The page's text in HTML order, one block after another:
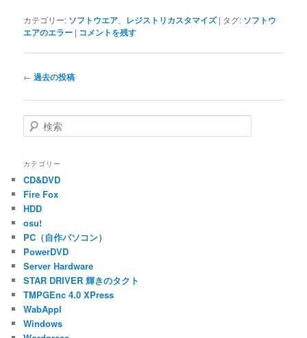
カテゴリー: ソフトウエア レジストリカスタマイズ | タグ: ソフトウ
エアのエラー | コメントを残す
投
ナ
ビ
ゲ
シ
ョ
ン
← 過去の投稿
検
索
カテゴリー
CD&DVD
Fire Fox
HDD
osu!
PC（自作パソコン）
PowerDVD
Server Hardware
STAR DRIVER 輝きのタクト
TMPGEnc 4.0 XPress
WabAppl
Windows